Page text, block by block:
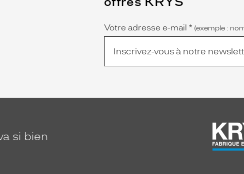
Name
Votre adresse e-mail *
obligatoire)
(exemple :
si bien